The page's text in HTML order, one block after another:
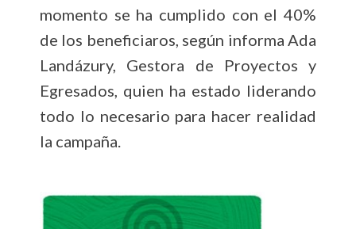
momento se ha cumplido con el 40%
de los beneficiaros, según informa Ada
Landázury, Gestora de Proyectos y
Egresados, quien ha estado liderando
todo lo necesario para hacer realidad
la campaña.